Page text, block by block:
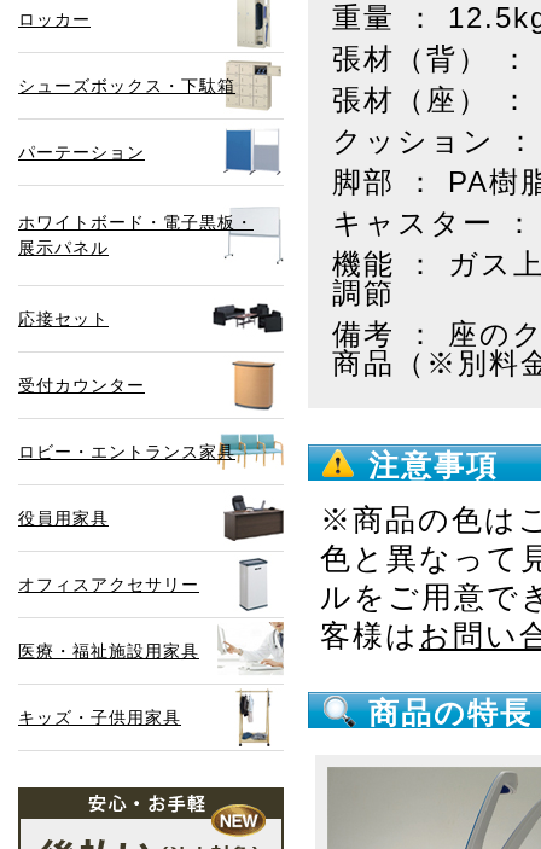
ロッカー
シューズボックス・下駄箱
パーテーション
ホワイトボード・電子黒板・
展示パネル
応接セット
受付カウンター
ロビー・エントランス家具
役員用家具
オフィスアクセサリー
医療・福祉施設用家具
キッズ・子供用家具
重量 ：
張材（背）
張材（座）
クッション
脚部 ： PA樹
キャスター
機能 ： ガス
調節
備考 ： 座の
商品（※別料
注意事項
※商品の色は
色と異なって
ルをご用意で
客様は お問い
商品の特長